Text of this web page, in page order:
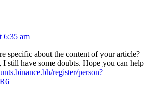
6:35 am
specific about the content of your article?
still have some doubts. Hope you can help
register/person?